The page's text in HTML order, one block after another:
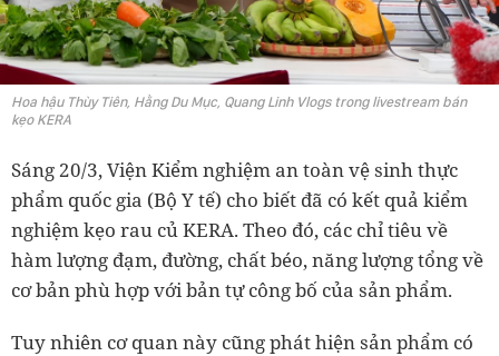
Hoa hậu Thùy Tiên, Hằng Du Mục, Quang Linh Vlogs trong livestream bán
kẹo KERA
Sáng 20/3, Viện Kiểm nghiệm an toàn vệ sinh thực
phẩm quốc gia (Bộ Y tế) cho biết đã có kết quả kiểm
nghiệm kẹo rau củ KERA. Theo đó, các chỉ tiêu về
hàm lượng đạm, đường, chất béo, năng lượng tổng về
cơ bản phù hợp với bản tự công bố của sản phẩm.
Tuy nhiên cơ quan này cũng phát hiện sản phẩm có